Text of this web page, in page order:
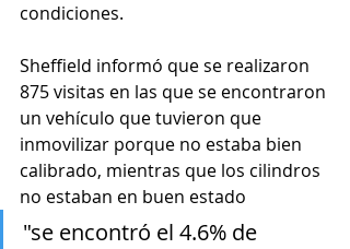
condiciones.
Sheffield informó que se realizaron
875 visitas en las que se encontraron
un vehículo que tuvieron que
inmovilizar porque no estaba bien
calibrado, mientras que los cilindros
no estaban en buen estado
"se encontró el 4.6% de